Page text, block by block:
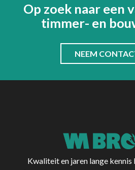
Op zoek naar een
timmer- en
NEEM
Kwaliteit en jaren lange kennis